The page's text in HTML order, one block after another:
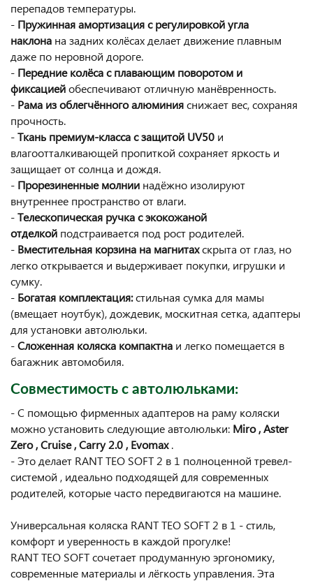
перепадов температуры.
- Пружинная амортизация с регулировкой угла
наклона на задних колёсах делает движение плавным
даже по неровной дороге.
- Передние колёса с плавающим поворотом и
фиксациейобеспечивают отличную манёвренность.
- Рама из облегчённого алюминияснижает вес, сохраняя
прочность.
-Ткань премиум-класса с защитой UV50 и
влагоотталкивающей пропиткой сохраняет яркость и
защищает от солнца и дождя.
- Прорезиненные молнии надёжно изолируют
внутреннее пространство от влаги.
-Телескопическая ручка с экокожаной
отделкой подстраивается под рост родителей.
- Вместительная корзина на магнитахскрыта от глаз, но
легко открывается и выдерживает покупки, игрушки и
сумку.
- Богатая комплектация:стильная сумка для мамы
(вмещает ноутбук), дождевик, москитная сетка, адаптеры
для установки автолюльки.
-Сложенная коляска компактна и легко помещается в
багажник автомобиля.
Совместимость с автолюльками:
- С помощью фирменных адаптеров на раму коляски
можно установить следующие автолюльки: Miro , Aster
Zero , Cruise , Carry 2.0 , Evomax.
- Это делает RANT TEO SOFT 2 в 1 полноценной тревел-
системой , идеально подходящей для современных
родителей, которые часто передвигаются на машине.
Универсальная коляска RANT TEO SOFT 2 в 1 - стиль,
комфорт и уверенность в каждой прогулке!
RANT TEO SOFT сочетает продуманную эргономику,
современные материалы и лёгкость управления. Эта